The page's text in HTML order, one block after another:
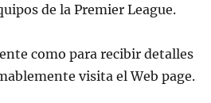
de la Premier League.
como para recibir detalles
visita el Web page.